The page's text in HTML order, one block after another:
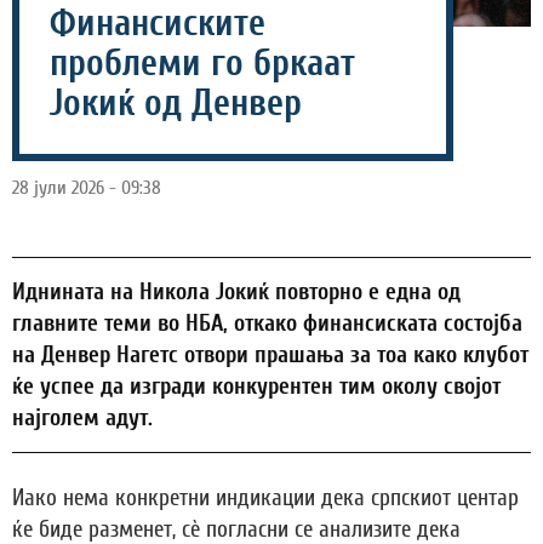
Финансиските
проблеми го бркаат
Јокиќ од Денвер
28 јули 2026 - 09:38
Иднината на Никола Јокиќ повторно е една од
главните теми во НБА, откако финансиската состојба
на Денвер Нагетс отвори прашања за тоа како клубот
ќе успее да изгради конкурентен тим околу својот
најголем адут.
Иако нема конкретни индикации дека српскиот центар
ќе биде разменет, сè погласни се анализите дека